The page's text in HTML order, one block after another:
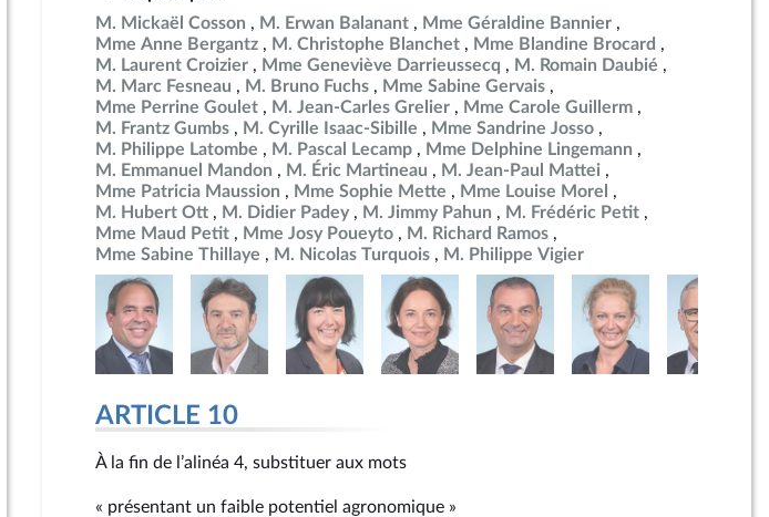
Date de dépôt
13 mai 2026
15 mai 2026
15 mai 2026
15 mai 2026
15 mai 2026
M. Mickaël Cosson
M. Erwan Balanant
Mme Géraldine Bannier
Mme Anne Bergantz
M. Christophe Blanchet
Mme Blandine Brocard
M. Laurent Croizier
Mme Geneviève Darrieussecq
M. Romain Daubié
M. Marc Fesneau
M. Bruno Fuchs
Mme Sabine Gervais
Mme Perrine Goulet
M. Jean-Carles Grelier
Mme Carole Guillerm
M. Frantz Gumbs
M. Cyrille Isaac-Sibille
Mme Sandrine Josso
M. Philippe Latombe
M. Pascal Lecamp
Mme Delphine Lingemann
M. Emmanuel Mandon
M. Éric Martineau
M. Jean-Paul Mattei
Mme Patricia Maussion
Mme Sophie Mette
Mme Louise Morel
M. Hubert Ott
M. Didier Padey M. Jimmy Pahun
M. Frédéric Petit
Mme Maud Petit
Mme Josy Poueyto
M. Richard Ramos
Mme Sabine Thillaye
M. Nicolas Turquois M. Philippe Vigier
ARTICLE 10
À la fin de l’alinéa 4, substituer aux mots
« présentant un faible potentiel agronomique »